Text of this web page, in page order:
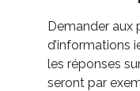
Demander aux
d’informations
les réponses
seront par